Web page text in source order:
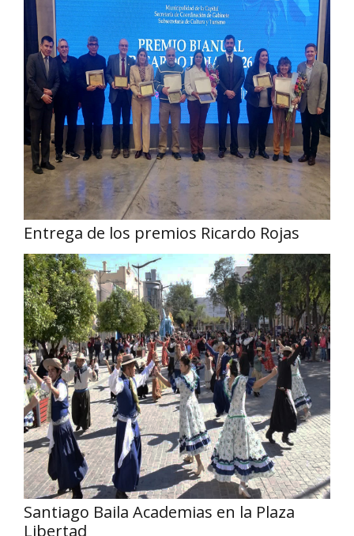
Entrega de los premios Ricardo Rojas
Santiago Baila Academias en la Plaza
Libertad